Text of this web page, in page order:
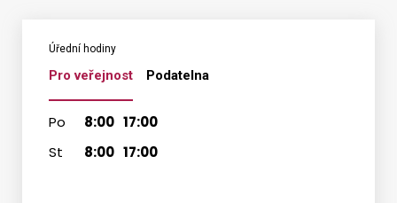
Úřední hodiny
Pro veřejnost Podatelna
Po 8:00 17:00
St
8:00 17:00